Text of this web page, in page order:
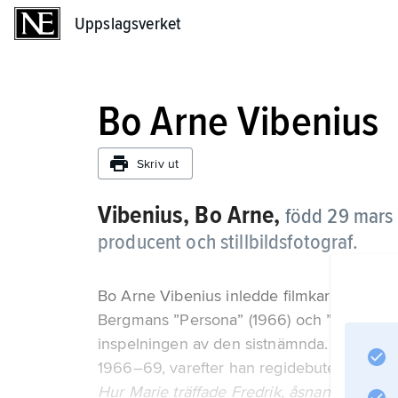
Uppslagsverket
Bo Arne Vibenius
Skriv ut
Vibenius, Bo Arne, född 29
producent och stillbildsfotograf.
Bo Arne Vibenius inledde filmkarriären
Bergmans ”Persona” (1966) och
inspelningen av den sistnämnda. Han
1966–69, varefter han regidebuterade
Hur Marie träffade Fredrik, åsnan Rebus,